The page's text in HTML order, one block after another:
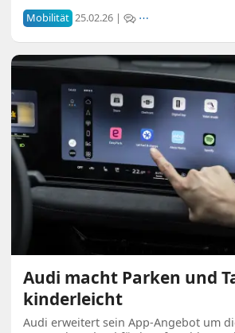
Mobilität 25.02.26 | ⋯
Audi macht Parken und
kinderleicht
Audi erweitert sein App-Angebot um